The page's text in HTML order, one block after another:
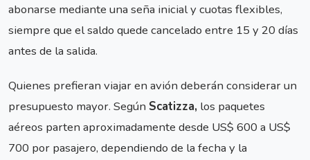
abonarse mediante una seña inicial y cuotas flexibles,
siempre que el saldo quede cancelado entre 15 y 20 días
antes de la salida.
Quienes prefieran viajar en avión deberán considerar un
presupuesto mayor. Según Scatizza, los paquetes
aéreos parten aproximadamente desde US$ 600 a US$
700 por pasajero, dependiendo de la fecha y la